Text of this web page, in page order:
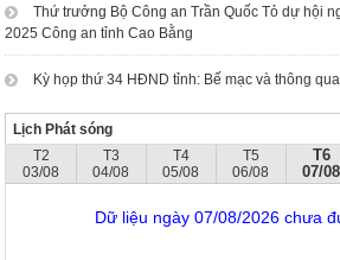
Thứ trưởng Bộ Công an Trần Quốc Tỏ dự hội
2025 Công an tỉnh Cao Bằng
Kỳ họp thứ 34 HĐND tỉnh: Bế mạc và thông
Lịch Phát sóng
T2
03/08
T3
04/08
T4
05/08
T5
06/08
T6
07/08
Dữ liệu ngày 07/08/2026 chưa